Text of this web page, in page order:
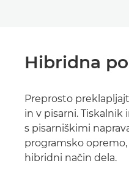
Hibridna
Preprosto
in v pisarni. Tiskalnik
s pisarniškimi
programsko
hibridni način dela.